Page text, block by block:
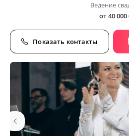
Ведение
от 40 000
Показать контакты